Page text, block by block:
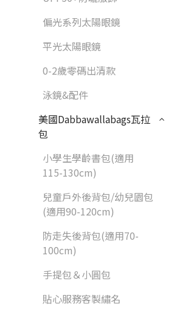
偏光系列太陽眼鏡
平光太陽眼鏡
0-2歲零碼出清款
泳鏡&配件
美國Dabbawallabags瓦拉
包
小學生學齡書包(適用
115-130cm)
兒童戶外後背包/幼兒園包
(適用90-120cm)
防走失後背包(適用70-
100cm)
手提包＆小圓包
貼心服務客製繡名